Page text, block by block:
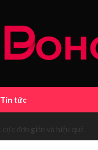
Tin tức
đơn giản và hiệu quả